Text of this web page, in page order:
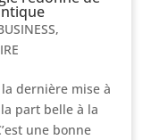
,
dernière mise à
part belle à la
une bonne